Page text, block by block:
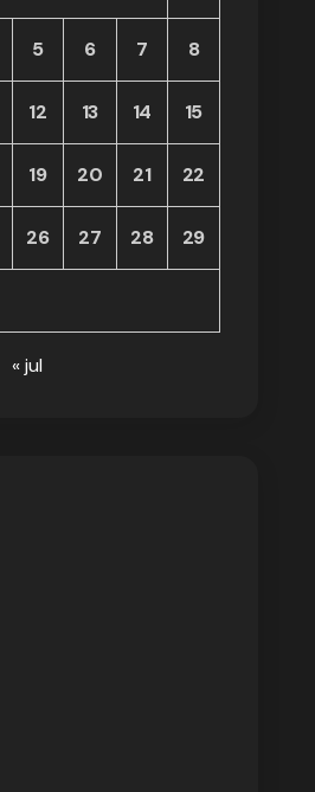
5 6 7 8
12 13 14 15
19 20 21 22
26 27 28 29
« jul